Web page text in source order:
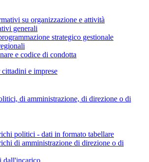
su organizzazione e attività
generali
strategico gestionale
e codice di condotta
e imprese
di amministrazione, di direzione o di
politici - dati in formato tabellare
di amministrazione di direzione o di
dall'incarico